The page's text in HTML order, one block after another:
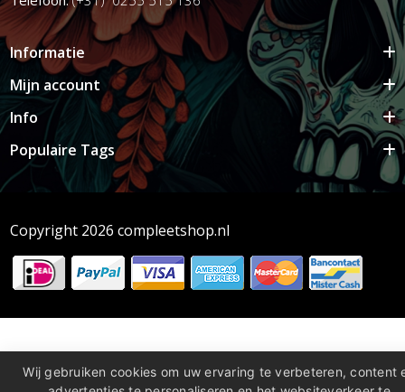
Informatie
Mijn account
Info
Populaire Tags
Copyright 2026 compleetshop.nl
Wij gebruiken cookies om uw ervaring te verbeteren, content